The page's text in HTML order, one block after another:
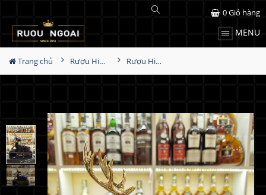
MENU
0Giỏ hàng
Trang chủ Rượu Hiếm - Cũ Rượu Hine Cognac XO